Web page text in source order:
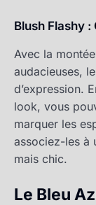
Blush Flashy :
Avec la
audacieuses,
d’expression.
look, vous
marquer les
associez-les à
mais chic.
Le Bleu